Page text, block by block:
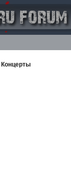
Концерты